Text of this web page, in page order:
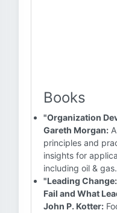
Books
"Organization
Gareth Morgan:
principles and
insights for
including oil & gas.
"Leading
Fail and What
John P. Kotter: